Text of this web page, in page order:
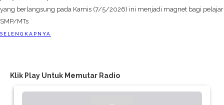
yang berlangsung pada Kamis (7/5/2026) ini menjadi magnet bagi pelajar
SMP/MTs
SELENGKAPNYA
Klik Play Untuk Memutar Radio